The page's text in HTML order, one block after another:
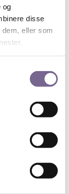
og
disse
eller som
i
Pernille
Eeg på 33